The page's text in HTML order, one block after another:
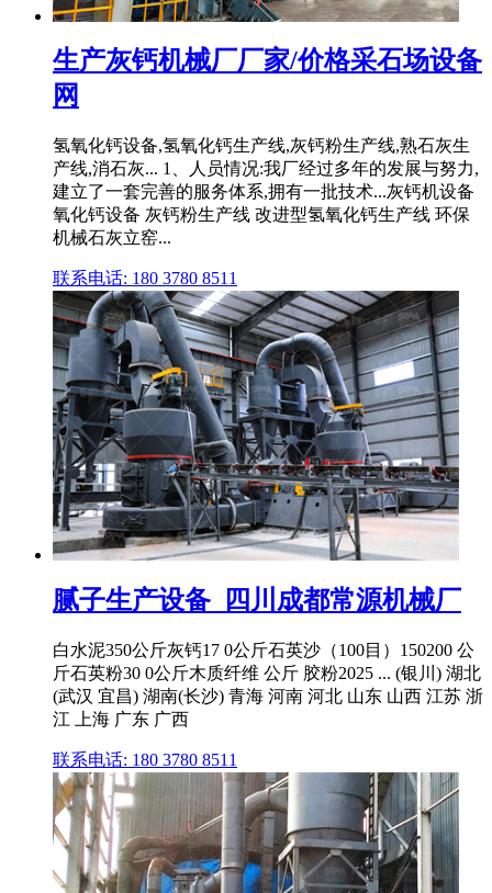
生产灰钙机械厂厂家/价格采石场设备
网
氢氧化钙设备,氢氧化钙生产线,灰钙粉生产线,熟石灰生
产线,消石灰... 1、人员情况:我厂经过多年的发展与努力,
建立了一套完善的服务体系,拥有一批技术...灰钙机设备
氧化钙设备 灰钙粉生产线 改进型氢氧化钙生产线 环保
机械石灰立窑...
联系电话: 180 3780 8511
腻子生产设备_四川成都常源机械厂
白水泥350公斤灰钙17 0公斤石英沙（100目）150200 公
斤石英粉30 0公斤木质纤维 公斤 胶粉2025 ... (银川) 湖北
(武汉 宜昌) 湖南(长沙) 青海 河南 河北 山东 山西 江苏 浙
江 上海 广东 广西
联系电话: 180 3780 8511